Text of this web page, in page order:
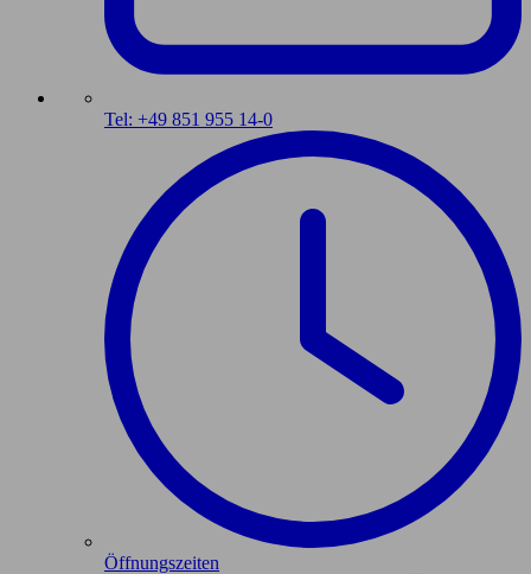
Tel: +49 851 955 14-0
Öffnungszeiten